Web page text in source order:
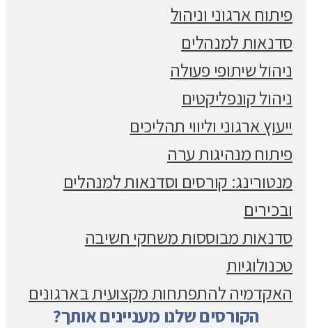
פיתוח ארגוני וניהול
סדנאות למנהלים
ניהול שיתופי פעולה
ניהול קונפליקטים
ייעוץ ארגוני וליווי תהליכים
פיתוח מנהיגות ערה
מנטורינג: קורסים וסדנאות למנהלים
ובכירים
סדנאות מבוססות משחקי חשיבה
טכנולוגיות
האקדמיה להתפתחות מקצועית בארגונים
הקורסים שלנו מעניינים אותך?